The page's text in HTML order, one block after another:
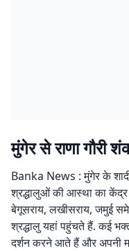
मुंगेर से राणा गौरी
Banka News : मुंगेर के
श्रद्धालुओं की आस्था का केंद्र
बेगूसराय, लखीसराय, जमुई
श्रद्धालु यहां पहुंचते हैं. कई
दर्शन करने आते हैं और अपनी